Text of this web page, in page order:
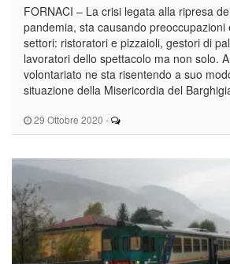
29 Ottobre 2020 -
FORNACI – La crisi legata alla ripresa
pandemia, sta causando preoccupazioni
settori: ristoratori e pizzaioli, gestori di
lavoratori dello spettacolo ma non solo.
volontariato ne sta risentendo a suo
situazione della Misericordia del